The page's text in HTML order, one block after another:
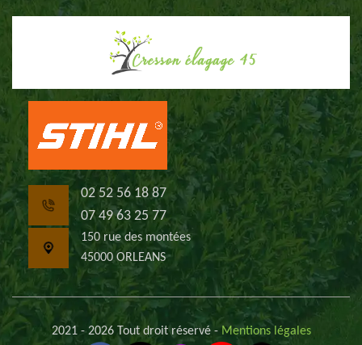
02 52 56 18 87
07 49 63 25 77
150 rue des montées
45000 ORLEANS
2021 - 2026 Tout droit réservé - Mentions légales